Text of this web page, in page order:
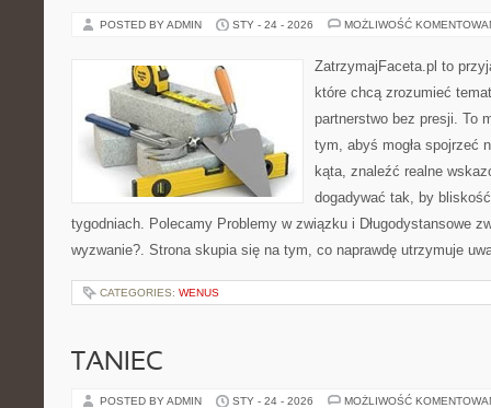
POSTED BY ADMIN STY - 24 - 2026 MOŻLIWOŚĆ
ZatrzymajFaceta.pl to
które chcą zrozumieć
partnerstwo bez presji. To
tym, abyś mogła spojrzeć
kąta, znaleźć realne
dogadywać tak, by
tygodniach. Polecamy Problemy w związku i Długodystansowe
wyzwanie?. Strona skupia się na tym, co naprawdę utrzymuje
CATEGORIES: WENUS
TANIEC
POSTED BY ADMIN STY - 24 - 2026 MOŻLIWOŚĆ